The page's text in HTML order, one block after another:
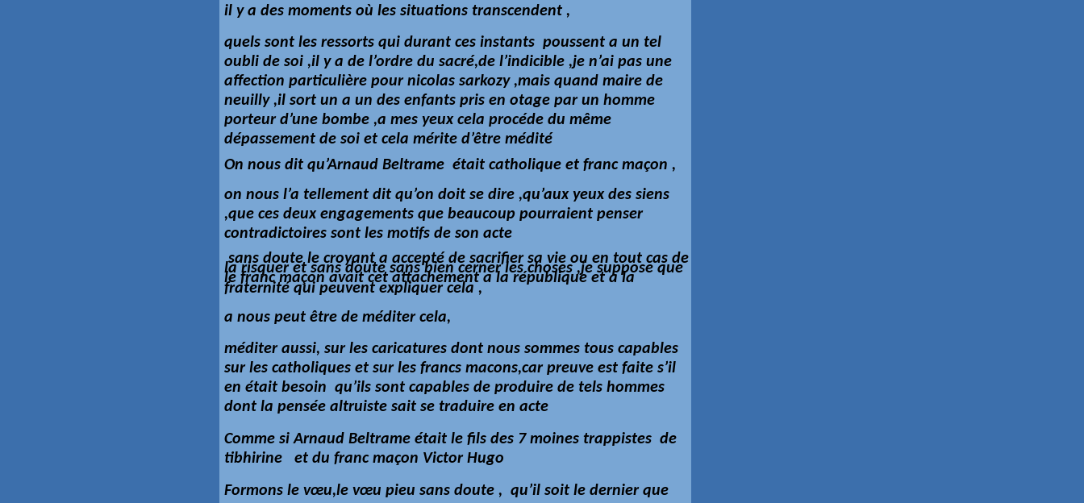
il y a des moments où les situations transcendent ,
quels sont les ressorts qui durant ces instants poussent a un tel
oubli de soi ,il y a de l’ordre du sacré,de l’indicible ,je n’ai pas une
affection particulière pour nicolas sarkozy ,mais quand maire de
neuilly ,il sort un a un des enfants pris en otage par un homme
porteur d’une bombe ,a mes yeux cela procéde du même
dépassement de soi et cela mérite d’être médité
On nous dit qu’Arnaud Beltrame était catholique et franc maçon ,
on nous l’a tellement dit qu’on doit se dire ,qu’aux yeux des siens
,que ces deux engagements que beaucoup pourraient penser
contradictoires sont les motifs de son acte
sans doute le croyant a accepté de sacrifier sa vie ou en tout cas de
la risquer et sans doute sans bien cerner les choses ,je suppose que
le francmaçon avait cet attachement a la république et a la
fraternité qui peuvent expliquer cela ,
a nous peut être de méditer cela,
méditer aussi, sur les caricatures dont nous sommes tous capables
sur les catholiques et sur les francs macons,car preuve est faite s’il
en était besoin qu’ils sont capables de produire de tels hommes
dont la pensée altruiste sait se traduire en acte
Comme si Arnaud Beltrame était le fils des 7 moines trappistes de
tibhirine et du franc maçon Victor Hugo
Formons le vœu,le vœu pieu sans doute , qu’il soit le dernier que